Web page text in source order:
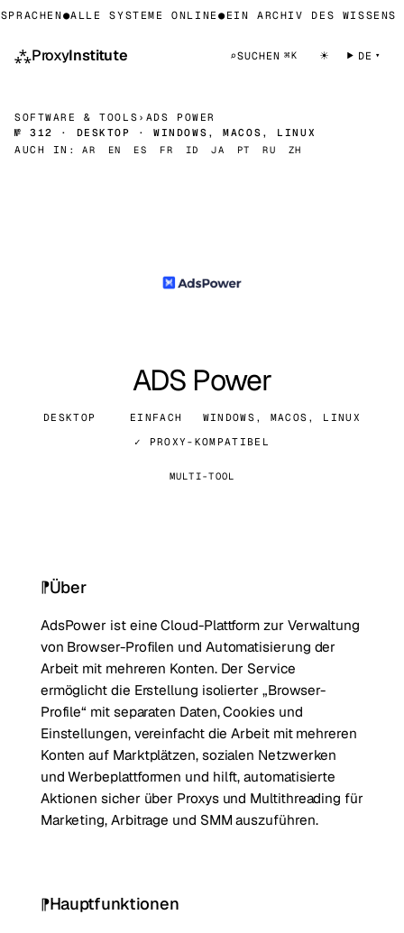
●ALLE SYSTEME ONLINE●EIN ARCHIV DES WISSENS
⁂ProxyInstitute ⌕SUCHEN ⌘K ☀ DE
SOFTWARE & TOOLS › ADS POWER
№ 312 · DESKTOP · WINDOWS, MACOS, LINUX
AUCH IN:
AR EN ES FR ID JA PT RU ZH
ADS Power
DESKTOP EINFACH
WINDOWS, MACOS, LINUX
✓ PROXY-KOMPATIBEL
MULTI-TOOL
Über
AdsPower ist eine Cloud-Plattform zur Verwaltung
von Browser-Profilen und Automatisierung der
Arbeit mit mehreren Konten. Der Service
ermöglicht die Erstellung isolierter „Browser-
Profile“ mit separaten Daten, Cookies und
Einstellungen, vereinfacht die Arbeit mit mehreren
Konten auf Marktplätzen, sozialen Netzwerken
und Werbeplattformen und hilft, automatisierte
Aktionen sicher über Proxys und Multithreading für
Marketing, Arbitrage und SMM auszuführen.
Hauptfunktionen